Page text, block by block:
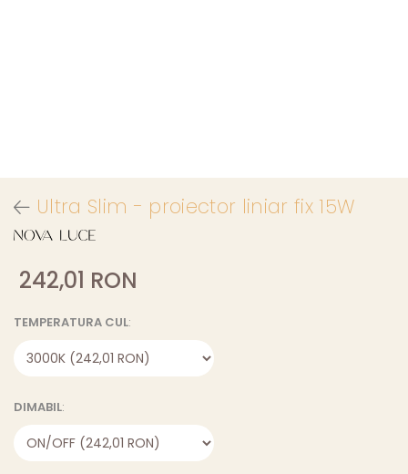
Ultra Slim - proiector liniar fix 15W
242,01 RON
TEMPERATURA CUL:
DIMABIL: